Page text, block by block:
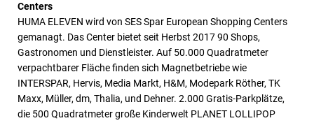
Centers
HUMA ELEVEN wird von SES Spar European Shopping Centers
gemanagt. Das Center bietet seit Herbst 2017 90 Shops,
Gastronomen und Dienstleister. Auf 50.000 Quadratmeter
verpachtbarer Fläche finden sich Magnetbetriebe wie
INTERSPAR, Hervis, Media Markt, H&M, Modepark Röther, TK
Maxx, Müller, dm, Thalia, und Dehner. 2.000 Gratis-Parkplätze,
die 500 Quadratmeter große Kinderwelt PLANET LOLLIPOP